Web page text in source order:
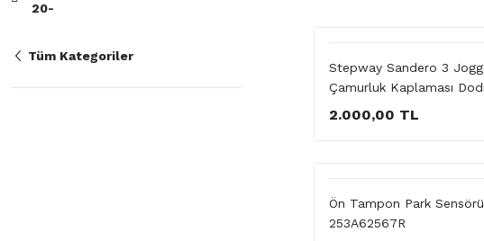
20-
Tüm Kategoriler
Stepway Sandero 3
Çamurluk Kaplaması
2.000,00 TL
Ön Tampon Park Sensörü
253A62567R